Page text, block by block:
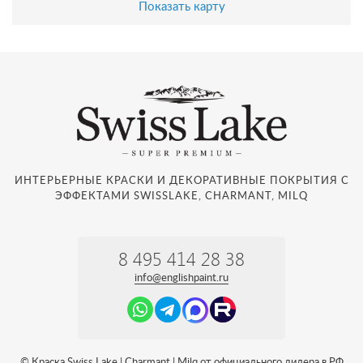
Показать карту
ИНТЕРЬЕРНЫЕ КРАСКИ И ДЕКОРАТИВНЫЕ ПОКРЫТИЯ С
ЭФФЕКТАМИ SWISSLAKE, CHARMANT, MILQ
8 495 414 28 38
info@englishpaint.ru